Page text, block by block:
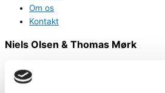
Om os
Kontakt
Niels Olsen & Thomas Mørk
med musikalsk opbakning af Søren